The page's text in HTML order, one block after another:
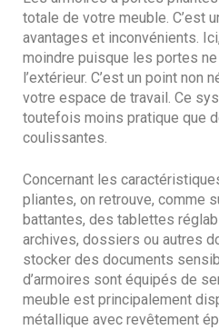
totale de votre meuble. C’est
avantages et inconvénients.
moindre puisque les portes ne
l’extérieur. C’est un point
votre espace de travail. Ce
toutefois moins pratique que
coulissantes.
Concernant les
pliantes, on retrouve, comme
battantes, des tablettes
archives, dossiers ou autres
stocker des documents
d’armoires sont équipés de
meuble est principalement
métallique avec revêtement